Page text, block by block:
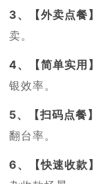
3、【外卖点餐】
卖。
4、【简单实用】
银效率。
5、【扫码点餐】
翻台率。
6、【快速收款】